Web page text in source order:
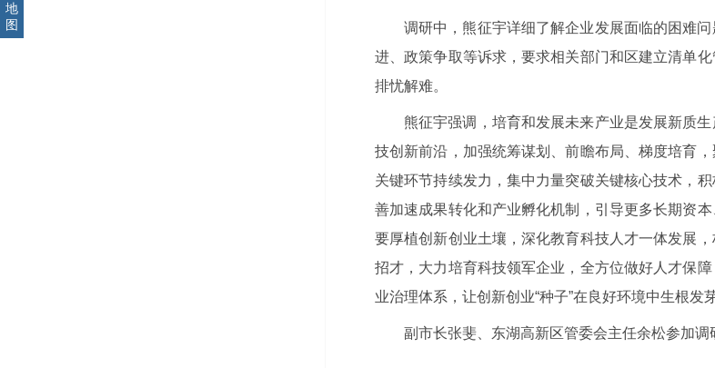
调研中，熊征宇详细了解企业发展面临的困难
进、政策争取等诉求，要求相关部门和区建立清单
排忧解难。
熊征宇强调，培育和发展未来产业是发展新质
技创新前沿，加强统筹谋划、前瞻布局、梯度培育
关键环节持续发力，集中力量突破关键核心技术，
善加速成果转化和产业孵化机制，引导更多长期资
要厚植创新创业土壤，深化教育科技人才一体发展
招才，大力培育科技领军企业，全方位做好人才保
业治理体系，让创新创业“种子”在良好环境中生根发
副市长张斐、东湖高新区管委会主任余松参加调
地
图